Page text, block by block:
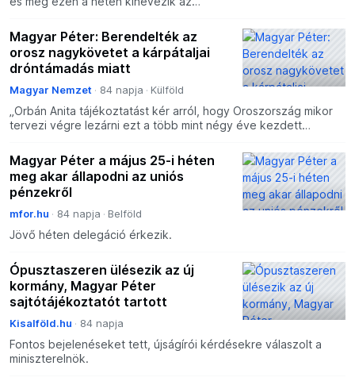
Magyar Péter: Berendelték az
orosz nagykövetet a kárpátaljai
dróntámadás miatt
Magyar Nemzet 84 napja Külföld
„Orbán Anita tájékoztatást kér arról, hogy Oroszország mikor
tervezi végre lezárni ezt a több mint négy éve kezdett
Magyar Péter a május 25-i héten
meg akar állapodni az uniós
pénzekről
mfor.hu 84 napja Belföld
Jövő héten delegáció érkezik.
Ópusztaszeren ülésezik az új
kormány, Magyar Péter
sajtótájékoztatót tartott
Kisalföld.hu 84 napja
Fontos bejelenéseket tett, újságírói kérdésekre válaszolt a
miniszterelnök.